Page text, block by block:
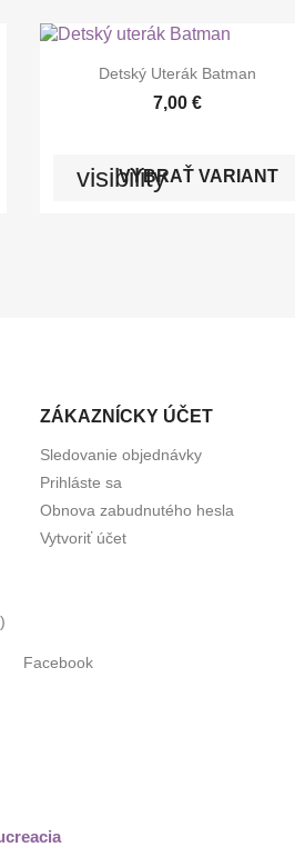
 Rýchly náhľad
Detský Uterák Batman
7,00 €
visibility
VYBRAŤ VARIANT
ZÁKAZNÍCKY ÚČET
Sledovanie objednávky
Prihláste sa
Obnova zabudnutého hesla
Vytvoriť účet
Facebook